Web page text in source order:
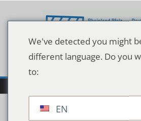
Inhalt
We've detected you might
different language. Do you
to:
EN